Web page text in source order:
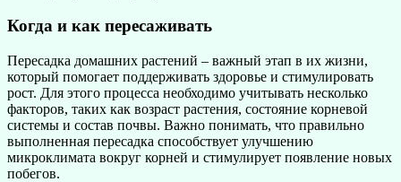
Когда и как пересаживать
Пересадка домашних растений – важный этап в их жизни,
который помогает поддерживать здоровье и стимулировать
рост. Для этого процесса необходимо учитывать несколько
факторов, таких как возраст растения, состояние корневой
системы и состав почвы. Важно понимать, что правильно
выполненная пересадка способствует улучшению
микроклимата вокруг корней и стимулирует появление новых
побегов.